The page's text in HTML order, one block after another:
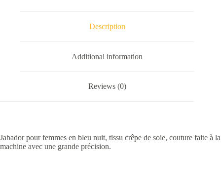
Description
Additional information
Reviews (0)
Jabador pour femmes en bleu nuit, tissu crêpe de soie, couture faite à la
machine avec une grande précision.